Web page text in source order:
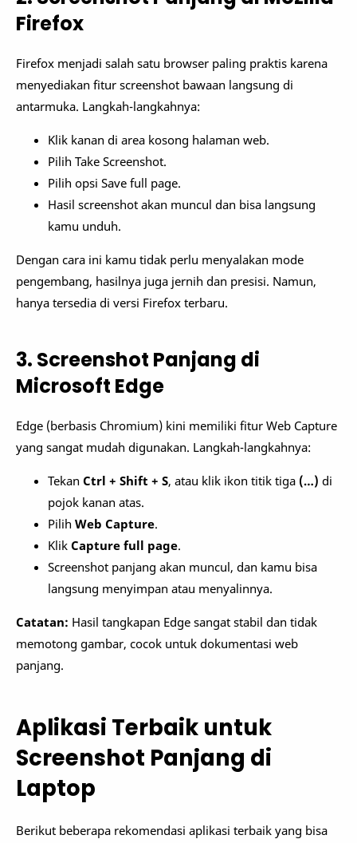
Firefox
Firefox menjadi salah satu browser paling praktis karena
menyediakan fitur screenshot bawaan langsung di
antarmuka. Langkah-langkahnya:
Klik kanan di area kosong halaman web.
Pilih Take Screenshot.
Pilih opsi Save full page.
Hasil screenshot akan muncul dan bisa langsung
kamu unduh.
Dengan cara ini kamu tidak perlu menyalakan mode
pengembang, hasilnya juga jernih dan presisi. Namun,
hanya tersedia di versi Firefox terbaru.
3. Screenshot Panjang di
Microsoft Edge
Edge (berbasis Chromium) kini memiliki fitur Web Capture
yang sangat mudah digunakan. Langkah-langkahnya:
Tekan Ctrl + Shift + S, atau klik ikon titik tiga (…) di
pojok kanan atas.
Pilih Web Capture.
Klik Capture full page.
Screenshot panjang akan muncul, dan kamu bisa
langsung menyimpan atau menyalinnya.
Catatan: Hasil tangkapan Edge sangat stabil dan tidak
memotong gambar, cocok untuk dokumentasi web
panjang.
Aplikasi Terbaik untuk
Screenshot Panjang di
Laptop
Berikut beberapa rekomendasi aplikasi terbaik yang bisa